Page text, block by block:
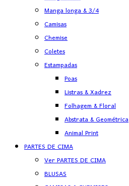
Manga longa & 3/4
Camisas
Chemise
Coletes
Estampadas
Poas
Listras & Xadrez
Folhagem & Floral
Abstrata & Geométrica
Animal Print
PARTES DE CIMA
Ver PARTES DE CIMA
BLUSAS